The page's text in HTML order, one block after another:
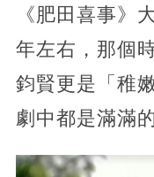
《肥田喜事》
年左右，那個
鈞賢更是「稚
劇中都是滿滿